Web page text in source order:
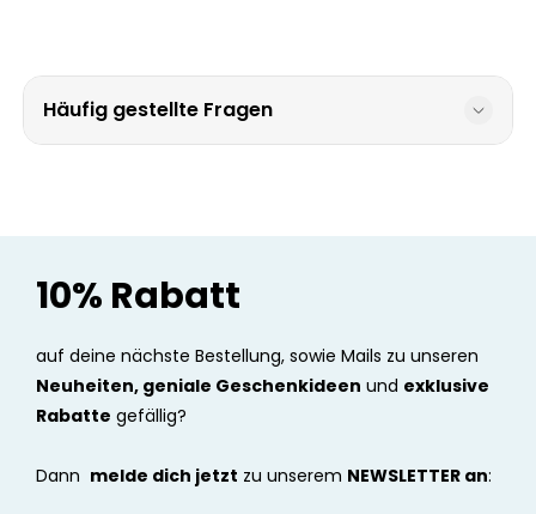
Häufig gestellte Fragen
10% Rabatt
auf deine nächste Bestellung, sowie Mails zu unseren
Neuheiten, geniale Geschenkideen und exklusive
Rabatte gefällig?
Dann melde dich jetzt zu unserem NEWSLETTER an: